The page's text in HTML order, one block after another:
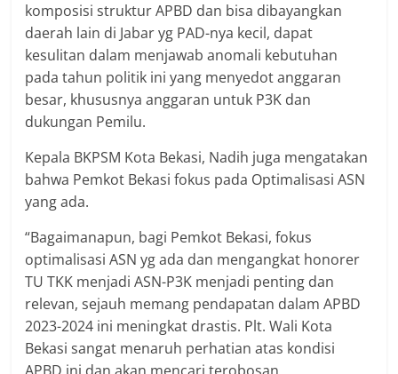
komposisi struktur APBD dan bisa dibayangkan
daerah lain di Jabar yg PAD-nya kecil, dapat
kesulitan dalam menjawab anomali kebutuhan
pada tahun politik ini yang menyedot anggaran
besar, khususnya anggaran untuk P3K dan
dukungan Pemilu.
Kepala BKPSM Kota Bekasi, Nadih juga mengatakan
bahwa Pemkot Bekasi fokus pada Optimalisasi ASN
yang ada.
“Bagaimanapun, bagi Pemkot Bekasi, fokus
optimalisasi ASN yg ada dan mengangkat honorer
TU TKK menjadi ASN-P3K menjadi penting dan
relevan, sejauh memang pendapatan dalam APBD
2023-2024 ini meningkat drastis. Plt. Wali Kota
Bekasi sangat menaruh perhatian atas kondisi